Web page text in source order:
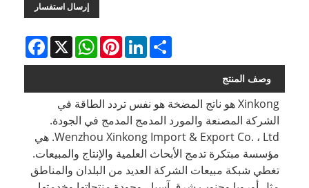
إرسال استفسار
Facebook X
WhatsAppPinterestLinkedInShare
وصف المنتج
Xinkong هو ناتج المضخة هو نفس تردد الطاقة في
الشركة المصنعة والمورد المدمج المدمج في الجودة.
Wenzhou Xinkong Import & Export Co. ، Ltd. هي
مؤسسة مبتكرة تدمج الأبحاث العلمية والإنتاج والمبيعات.
تغطي شبكة مبيعات الشركة العديد من البلدان والمناطق